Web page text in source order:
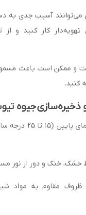
می‌توانند آسیب جدی به
کار کنید و از
و ممکن است باعث
کنید.
جیوه
در دمای پایین
خشک، خنک و دور از نور
مقاوم به مواد